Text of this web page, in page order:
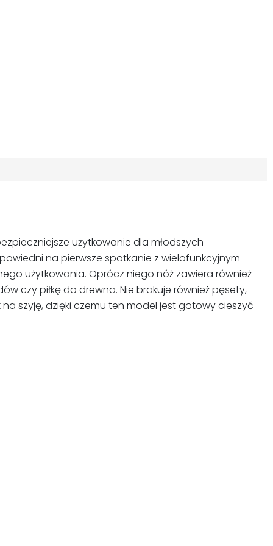
użytkowanie dla młodszych
na pierwsze spotkanie z wielofunkcyjnym
użytkowania. Oprócz niego nóż zawiera również
czy piłkę do drewna. Nie brakuje również pęsety,
szyję, dzięki czemu ten model jest gotowy cieszyć